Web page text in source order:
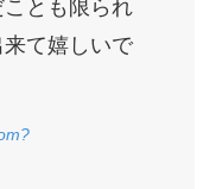
とも限られ
て嬉しいで